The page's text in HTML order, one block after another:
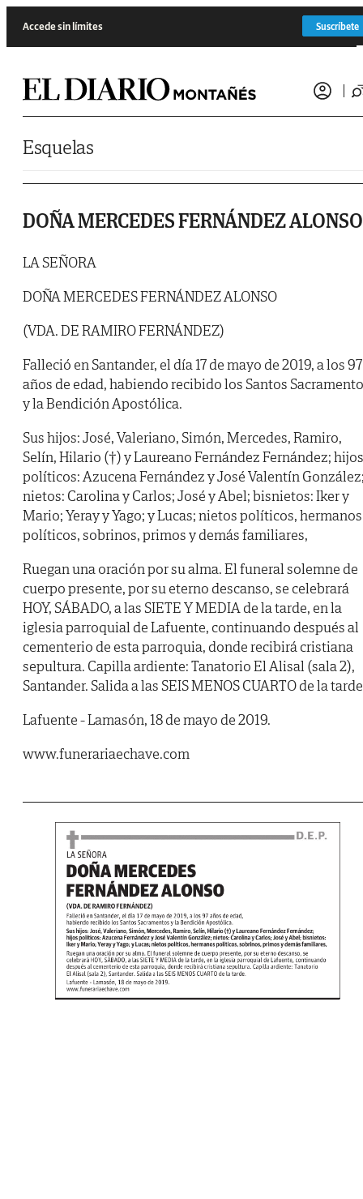
Accede sin límites Suscríbete
Esquelas
DOÑA MERCEDES FERNÁNDEZ ALONSO
LA SEÑORA
DOÑA MERCEDES FERNÁNDEZ ALONSO
(VDA. DE RAMIRO FERNÁNDEZ)
Falleció en Santander, el día 17 de mayo de 2019, a los 97
años de edad, habiendo recibido los Santos
y la Bendición Apostólica.
Sus hijos: José, Valeriano, Simón, Mercedes, Ramiro,
Selín, Hilario (†) y Laureano Fernández Fernández; hijos
políticos: Azucena Fernández y José Valentín
nietos: Carolina y Carlos; José y Abel; bisnietos: Iker y
Mario; Yeray y Yago; y Lucas; nietos políticos, hermanos
políticos, sobrinos, primos y demás familiares,
Ruegan una oración por su alma. El funeral solemne de
cuerpo presente, por su eterno descanso, se celebrará
HOY, SÁBADO, a las SIETE Y MEDIA de la tarde, en la
iglesia parroquial de Lafuente, continuando después al
cementerio de esta parroquia, donde recibirá cristiana
sepultura. Capilla ardiente: Tanatorio El Alisal (sala 2),
Santander. Salida a las SEIS MENOS CUARTO de la
Lafuente - Lamasón, 18 de mayo de 2019.
www.funerariaechave.com